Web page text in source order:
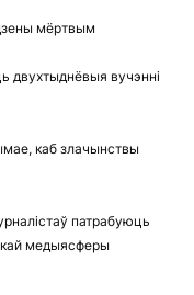
мёртвым
двухтыднёвыя вучэнні
каб злачынствы
патрабуюць
медыясферы